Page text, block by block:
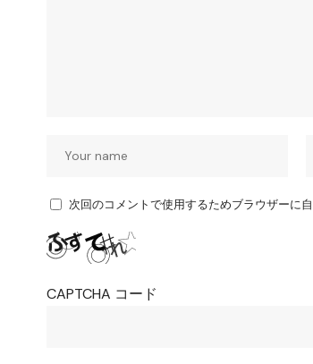
次回のコメントで使用するためブラウザーに
CAPTCHA コード